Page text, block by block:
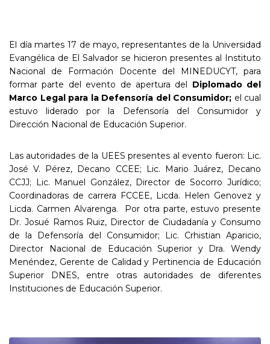
El día martes 17 de mayo, representantes de la Universidad
Evangélica de El Salvador se hicieron presentes al Instituto
Nacional de Formación Docente del MINEDUCYT, para
formar parte del evento de apertura del Diplomado del
Marco Legal para la Defensoría del Consumidor; el cual
estuvo liderado por la Defensoría del Consumidor y
Dirección Nacional de Educación Superior.
Las autoridades de la UEES presentes al evento fueron: Lic.
José V. Pérez, Decano CCEE; Lic. Mario Juárez, Decano
CCJJ; Lic. Manuel González, Director de Socorro Jurídico;
Coordinadoras de carrera FCCEE, Licda. Helen Genovez y
Licda. Carmen Alvarenga. Por otra parte, estuvo presente
Dr. Josué Ramos Ruiz, Director de Ciudadanía y Consumo
de la Defensoría del Consumidor; Lic. Crhistian Aparicio,
Director Nacional de Educación Superior y Dra. Wendy
Menéndez, Gerente de Calidad y Pertinencia de Educación
Superior DNES, entre otras autoridades de diferentes
Instituciones de Educación Superior.